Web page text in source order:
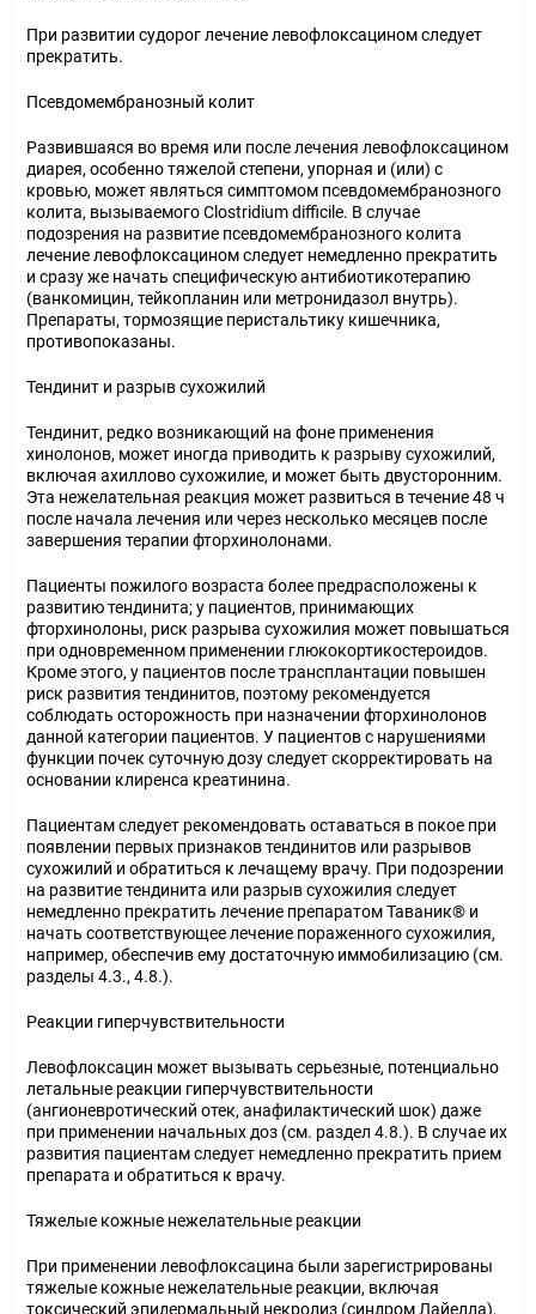
При развитии судорог лечение левофлоксацином следует
прекратить.
Псевдомембранозный колит
Развившаяся во время или после лечения левофлоксацином
диарея, особенно тяжелой степени, упорная и (или) с
кровью, может являться симптомом псевдомембранозного
колита, вызываемого Clostridium difficile. В случае
подозрения на развитие псевдомембранозного колита
лечение левофлоксацином следует немедленно прекратить
и сразу же начать специфическую антибиотикотерапию
(ванкомицин, тейкопланин или метронидазол внутрь).
Препараты, тормозящие перистальтику кишечника,
противопоказаны.
Тендинит и разрыв сухожилий
Тендинит, редко возникающий на фоне применения
хинолонов, может иногда приводить к разрыву сухожилий,
включая ахиллово сухожилие, и может быть двусторонним.
Эта нежелательная реакция может развиться в течение 48 ч
после начала лечения или через несколько месяцев после
завершения терапии фторхинолонами.
Пациенты пожилого возраста более предрасположены к
развитию тендинита; у пациентов, принимающих
фторхинолоны, риск разрыва сухожилия может повышаться
при одновременном применении глюкокортикостероидов.
Кроме этого, у пациентов после трансплантации повышен
риск развития тендинитов, поэтому рекомендуется
соблюдать осторожность при назначении фторхинолонов
данной категории пациентов. У пациентов с нарушениями
функции почек суточную дозу следует скорректировать на
основании клиренса креатинина.
Пациентам следует рекомендовать оставаться в покое при
появлении первых признаков тендинитов или разрывов
сухожилий и обратиться к лечащему врачу. При подозрении
на развитие тендинита или разрыв сухожилия следует
немедленно прекратить лечение препаратом Таваник® и
начать соответствующее лечение пораженного сухожилия,
например, обеспечив ему достаточную иммобилизацию (см.
разделы 4.3., 4.8.).
Реакции гиперчувствительности
Левофлоксацин может вызывать серьезные, потенциально
летальные реакции гиперчувствительности
(ангионевротический отек, анафилактический шок) даже
при применении начальных доз (см. раздел 4.8.). В случае их
развития пациентам следует немедленно прекратить прием
препарата и обратиться к врачу.
Тяжелые кожные нежелательные реакции
При применении левофлоксацина были зарегистрированы
тяжелые кожные нежелательные реакции, включая
токсический эпидермальный некролиз (синдром Лайелла),